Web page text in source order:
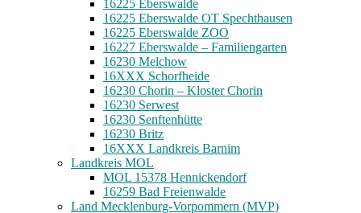
16225 Eberswalde
16225 Eberswalde OT Spechthausen
16225 Eberswalde ZOO
16227 Eberswalde – Familiengarten
16230 Melchow
16XXX Schorfheide
16230 Chorin – Kloster Chorin
16230 Serwest
16230 Senftenhütte
16230 Britz
16XXX Landkreis Barnim
Landkreis MOL
MOL 15378 Hennickendorf
16259 Bad Freienwalde
Land Mecklenburg-Vorpommern (MVP)